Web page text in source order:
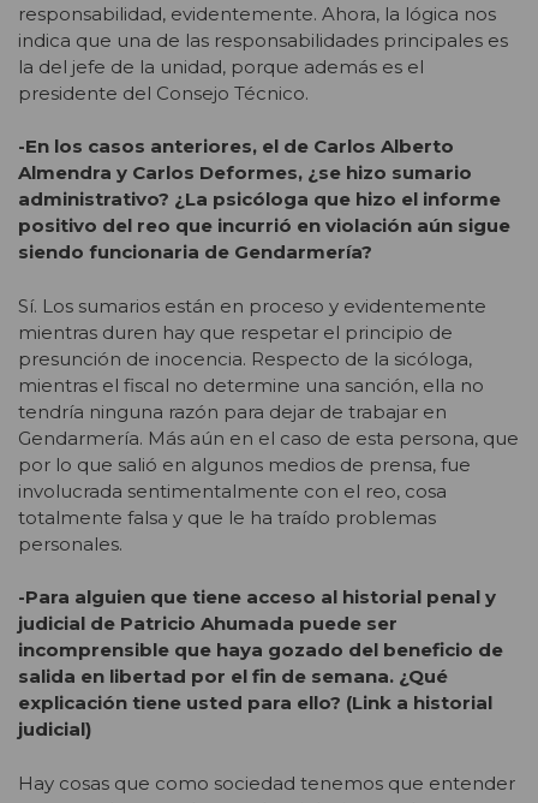
responsabilidad, evidentemente. Ahora, la lógica nos
indica que una de las responsabilidades principales es
la del jefe de la unidad, porque además es el
presidente del Consejo Técnico.
-En los casos anteriores, el de Carlos Alberto
Almendra y Carlos Deformes, ¿se hizo sumario
administrativo? ¿La psicóloga que hizo el informe
positivo del reo que incurrió en violación aún sigue
siendo funcionaria de Gendarmería?
Sí. Los sumarios están en proceso y evidentemente
mientras duren hay que respetar el principio de
presunción de inocencia. Respecto de la sicóloga,
mientras el fiscal no determine una sanción, ella no
tendría ninguna razón para dejar de trabajar en
Gendarmería. Más aún en el caso de esta persona, que
por lo que salió en algunos medios de prensa, fue
involucrada sentimentalmente con el reo, cosa
totalmente falsa y que le ha traído problemas
personales.
-Para alguien que tiene acceso al historial penal y
judicial de Patricio Ahumada puede ser
incomprensible que haya gozado del beneficio de
salida en libertad por el fin de semana. ¿Qué
explicación tiene usted para ello? (Link a historial
judicial)
Hay cosas que como sociedad tenemos que entender